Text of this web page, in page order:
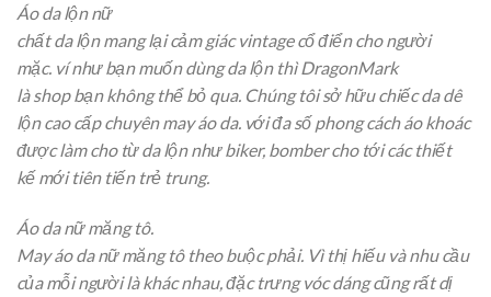
Áo da lộn nữ
chất da lộnmang lạicảm giác vintage cổ điển cho người
mặc. ví nhưbạn muốndùngda lộn thì DragonMark
làshopbạnkhông thểbỏ qua. Chúng tôisở hữu chiếcda dê
lộn cao cấp chuyên may áo da. vớiđa số phong cácháo khoác
đượclàm cho từda lộn như biker, bomber cho tới các thiết
kếmớitiên tiếntrẻ trung.
Áo da nữ măng tô.
May áo da nữ măng tô theo buộc phải. Vìthị hiếuvà nhu cầu
của mỗi người là khác nhau, đặc trưngvóc dáng cũng rấtdị